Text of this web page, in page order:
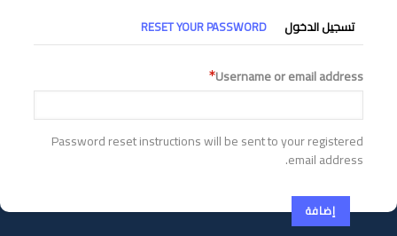
التبويبات
الأساسية
تسجيل الدخول RESET YOUR PASSWORD
Username or email address
Password reset instructions will be sent to your registered
email address.